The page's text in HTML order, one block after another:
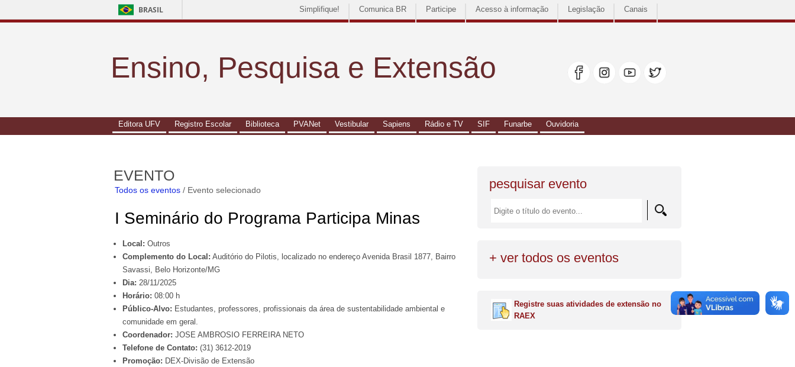
BRASIL Simplifique! Comunica BR Participe Acesso à informação Legislação Canais
Ensino, Pesquisa e Extensão
Editora UFV Registro Escolar Biblioteca PVANet Vestibular Sapiens Rádio e TV SIF Funarbe Ouvidoria
EVENTO
Todos os eventos / Evento selecionado
I Seminário do Programa Participa Minas
Local: Outros
Complemento do Local: Auditório do Pilotis, localizado no endereço Avenida Brasil 1877, Bairro
Savassi, Belo Horizonte/MG
Dia: 28/11/2025
Horário: 08:00 h
Público-Alvo: Estudantes, professores, profissionais da área de sustentabilidade ambiental e
comunidade em geral.
Coordenador: JOSE AMBROSIO FERREIRA NETO
Telefone de Contato: (31) 3612-2019
Promoção: DEX-Divisão de Extensão
pesquisar evento
+ ver todos os eventos
Registre suas atividades de extensão no
RAEX